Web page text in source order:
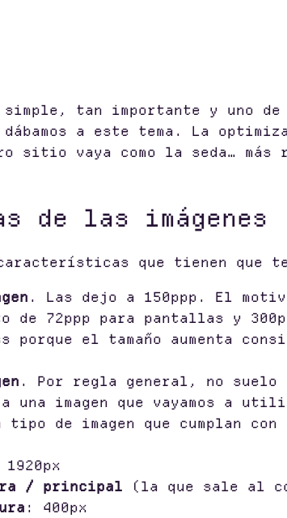
tan importante y uno de
dábamos a este tema. La
vaya como la seda… más
de las imágenes
que tienen que
. Las dejo a 150ppp. El
72ppp para pantallas y
porque el tamaño aumenta
. Por regla general, no suelo
una imagen que vayamos a
de imagen que cumplan
/ principal (la que sale al
: 400px